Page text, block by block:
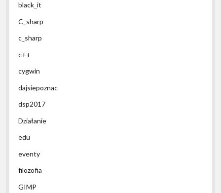
black_it
C_sharp
c_sharp
c++
cygwin
dajsiepoznac
dsp2017
Działanie
edu
eventy
filozofia
GIMP